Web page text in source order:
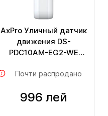
AxPro Уличный датчик
движения DS-
PDC10AM-EG2-WE
Почти распродано
996 лей